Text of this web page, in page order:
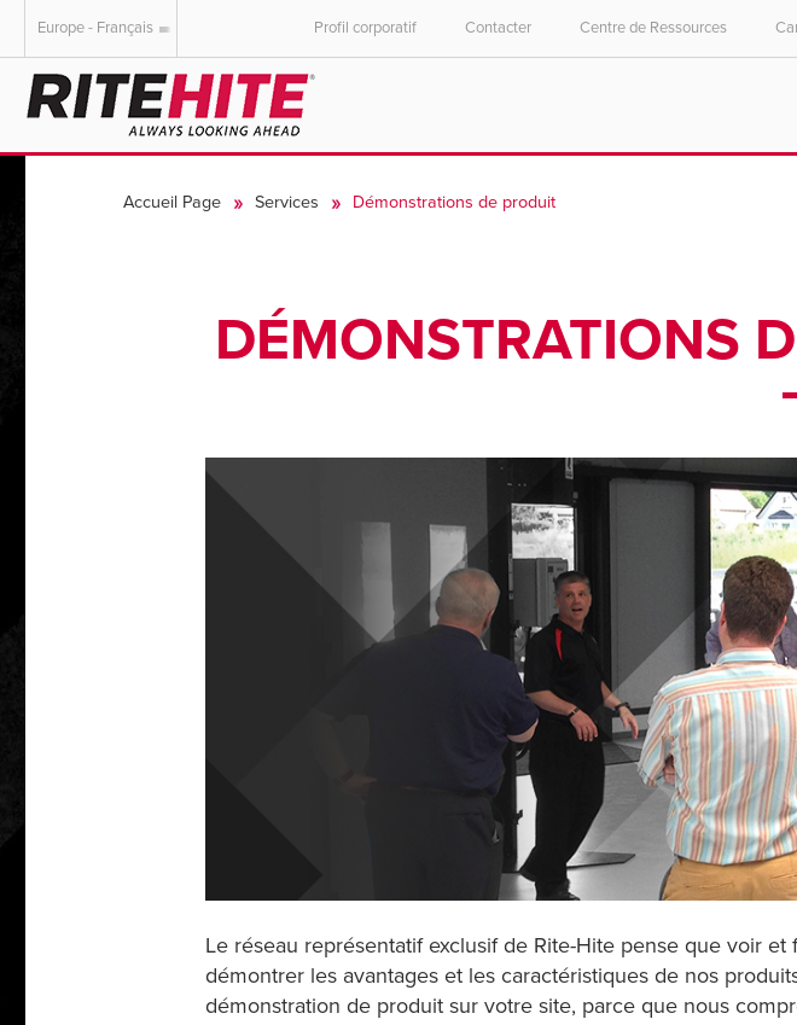
AMERICAS
English
English
Deutsch
Dutch
Europe - Français Profil corporatif Contacter Centre de Ressources
Accueil Page Services Démonstrations de produit
DÉMONSTRATIONS
Le réseau représentatif exclusif de Rite-Hite pense que voir
démontrer les avantages et les caractéristiques de nos
démonstration de produit sur votre site, parce que nous